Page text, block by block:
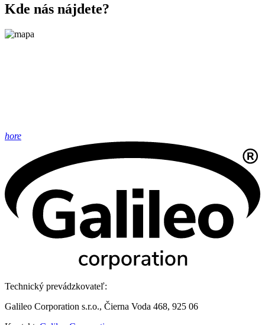
Kde nás nájdete?
hore
Technický prevádzkovateľ:
Galileo Corporation s.r.o., Čierna Voda 468, 925 06